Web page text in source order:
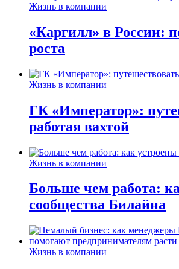
Жизнь в компании
«Каргилл» в России:
роста
Жизнь в компании
ГК «Император»:
работая вахтой
Жизнь в компании
Больше чем работа:
сообщества Билайна
Жизнь в компании